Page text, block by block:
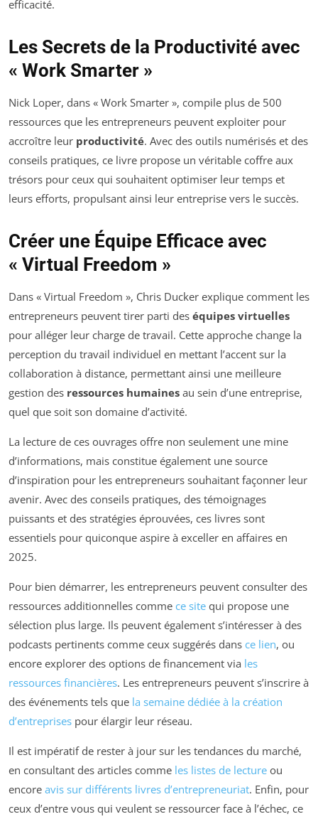
efficacité.
Les Secrets de la Productivité avec
« Work Smarter »
Nick Loper, dans « Work Smarter », compile plus de 500
ressources que les entrepreneurs peuvent exploiter pour
accroître leur productivité. Avec des outils numérisés et des
conseils pratiques, ce livre propose un véritable coffre aux
trésors pour ceux qui souhaitent optimiser leur temps et
leurs efforts, propulsant ainsi leur entreprise vers le succès.
Créer une Équipe Efficace avec
« Virtual Freedom »
Dans « Virtual Freedom », Chris Ducker explique comment les
entrepreneurs peuvent tirer parti des équipes virtuelles
pour alléger leur charge de travail. Cette approche change la
perception du travail individuel en mettant l’accent sur la
collaboration à distance, permettant ainsi une meilleure
gestion des ressources humaines au sein d’une entreprise,
quel que soit son domaine d’activité.
La lecture de ces ouvrages offre non seulement une mine
d’informations, mais constitue également une source
d’inspiration pour les entrepreneurs souhaitant façonner leur
avenir. Avec des conseils pratiques, des témoignages
puissants et des stratégies éprouvées, ces livres sont
essentiels pour quiconque aspire à exceller en affaires en
2025.
Pour bien démarrer, les entrepreneurs peuvent consulter des
ressources additionnelles comme ce site qui propose une
sélection plus large. Ils peuvent également s’intéresser à des
podcasts pertinents comme ceux suggérés dans ce lien, ou
encore explorer des options de financement via les
ressources financières. Les entrepreneurs peuvent s’inscrire à
des événements tels que la semaine dédiée à la création
d’entreprises pour élargir leur réseau.
Il est impératif de rester à jour sur les tendances du marché,
en consultant des articles comme les listes de lecture ou
encore avis sur différents livres d’entrepreneuriat. Enfin, pour
ceux d’entre vous qui veulent se ressourcer face à l’échec, ce